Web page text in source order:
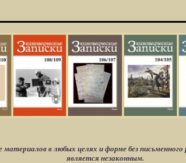
материалов в любых целях и форме без письменного
является незаконным.